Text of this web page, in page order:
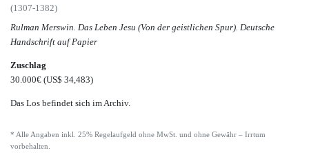
(1307-1382)
Rulman Merswin. Das Leben Jesu (Von der geistlichen Spur). Deutsche
Handschrift auf Papier
Zuschlag
30.000€ (US$ 34,483)
Das Los befindet sich im Archiv.
* Alle Angaben inkl. 25% Regelaufgeld ohne MwSt. und ohne Gewähr – Irrtum
vorbehalten.